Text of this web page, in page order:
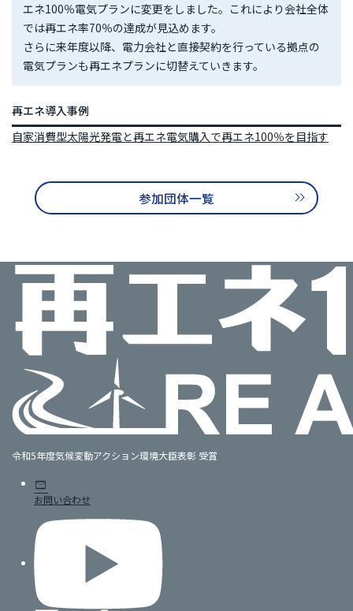
エネ100％電気プランに変更をしました。これにより会社全体
では再エネ率70％の達成が見込めます。
さらに来年度以降、電力会社と直接契約を行っている拠点の
電気プランも再エネプランに切替えていきます。
再エネ導入事例
自家消費型太陽光発電と再エネ電気購入で再エネ100％を目指す
参加団体一覧
令和5年度気候変動アクション環境大臣表彰 受賞
mail
お問い合わせ